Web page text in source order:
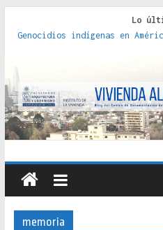
Lo
Genocidios indígenas en
políticas, prácticas y
crítica de las fronteras
Criterios técnicos para una
Red de consultorios de la
Santiago : un patrimonio
memoria